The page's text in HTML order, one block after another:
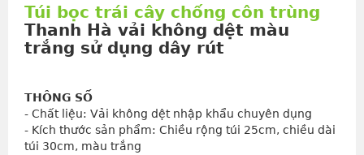
Túi bọc trái cây chống côn trùng
Thanh Hà vải không dệt màu
trắng sử dụng dây rút
THÔNG SỐ
- Chất liệu: Vải không dệt nhập khẩu chuyên dụng
- Kích thước sản phẩm: Chiều rộng túi 25cm, chiều dài
túi 30cm, màu trắng